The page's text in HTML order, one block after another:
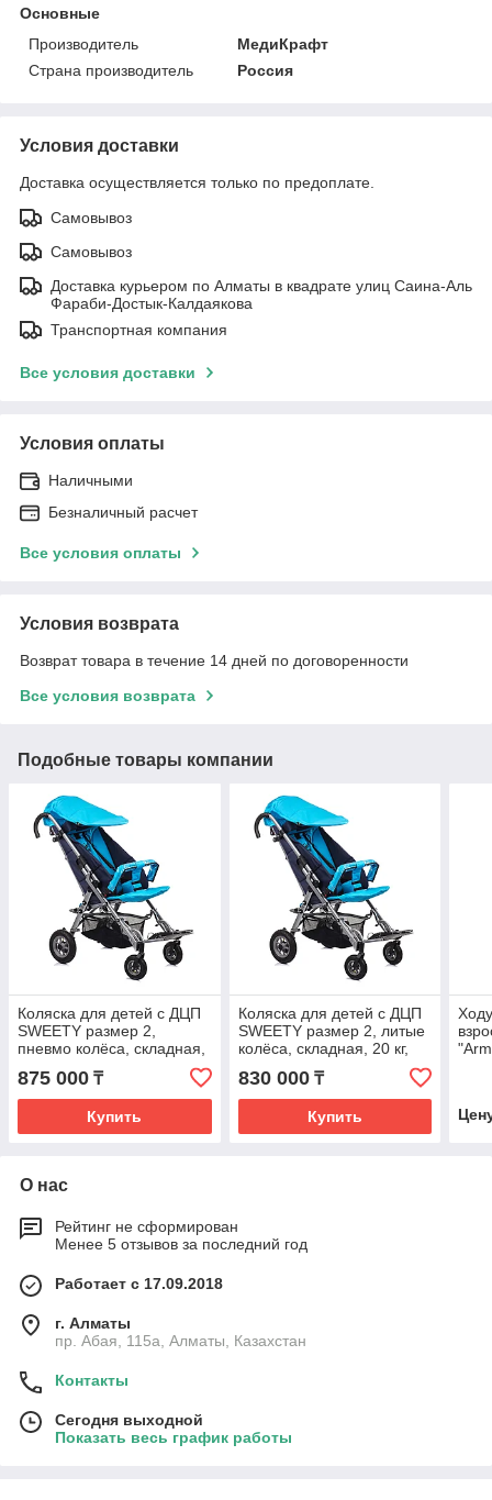
Основные
Производитель
МедиКрафт
Страна производитель
Россия
Условия доставки
Доставка осуществляется только по предоплате.
Самовывоз
Самовывоз
Доставка курьером по Алматы в квадрате улиц Саина-Аль
Фараби-Достык-Калдаякова
Транспортная компания
Все условия доставки
Условия оплаты
Наличными
Безналичный расчет
Все условия оплаты
Условия возврата
Возврат товара в течение 14 дней по договоренности
Все условия возврата
Подобные товары компании
Коляска для детей с ДЦП
SWEETY размер 2,
пневмо колёса, складная,
20 кг, нагрузка до 60 кг
875 000 ₸
Купить
Коляска для детей с ДЦП
SWEETY размер 2, литые
колёса, складная, 20 кг,
нагрузка до 60 кг
830 000₸
Купить
О нас
Рейтинг не сформирован
Менее 5 отзывов за последний год
Работает с 17.09.2018
г. Алматы
пр. Абая, 115а, Алматы, Казахстан
Контакты
Сегодня выходной
Показать весь график работы